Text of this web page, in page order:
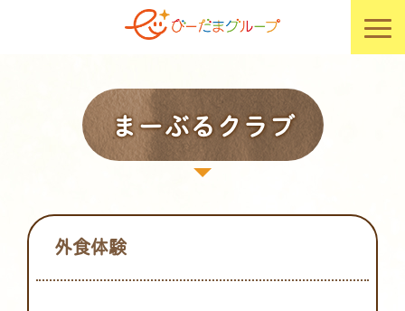
まーぶるクラブ
外食体験